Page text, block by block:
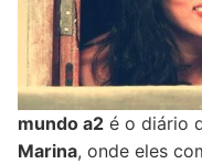
mundo a2 é o diário
Marina, onde eles